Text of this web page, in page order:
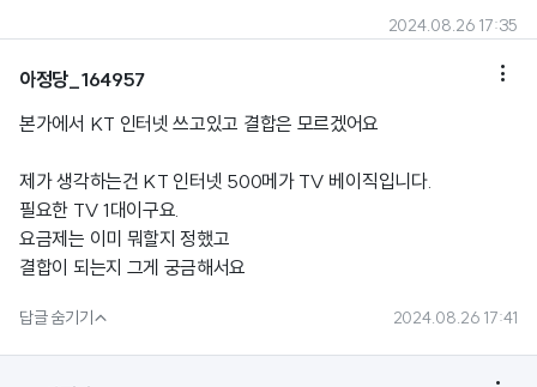
2024.08.26 17:35
아정당_164957 
본가에서 KT 인터넷 쓰고있고 결합은 모르겠어요
제가 생각하는건 KT 인터넷 500메가 TV 베이직입니다.
필요한 TV 1대이구요.
요금제는 이미 뭐할지 정했고
결합이 되는지 그게 궁금해서요
답글 숨기기 2024.08.26 17:41